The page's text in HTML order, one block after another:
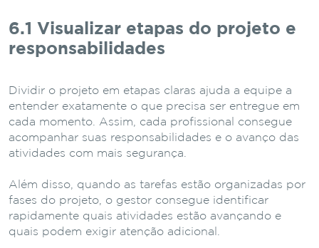
6.1 Visualizar etapas do projeto e
responsabilidades
Dividir o projeto em etapas claras ajuda a equipe a
entender exatamente o que precisa ser entregue em
cada momento. Assim, cada profissional consegue
acompanhar suas responsabilidades e o avanço das
atividades com mais segurança.
Além disso, quando as tarefas estão organizadas por
fases do projeto, o gestor consegue identificar
rapidamente quais atividades estão avançando e
quais podem exigir atenção adicional.